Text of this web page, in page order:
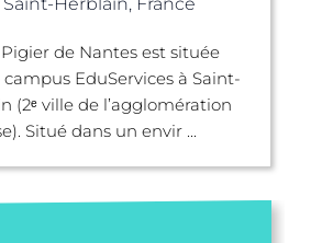
Pigier de Nantes est située
EduServices à Saint-
(2ᵉ ville de l’agglomération
Situé dans un envir ...